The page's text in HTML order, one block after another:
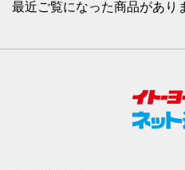
最近ご覧になった商品があり